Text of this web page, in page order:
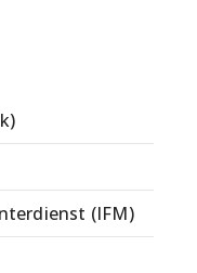
(IFM)